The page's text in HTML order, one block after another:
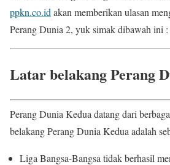
ppkn.co.id akan memberikan ulasan
Perang Dunia 2, yuk simak dibawah ini :
Latar belakang Perang
Perang Dunia Kedua datang dari
belakang Perang Dunia Kedua adalah
Liga Bangsa-Bangsa tidak berhasil